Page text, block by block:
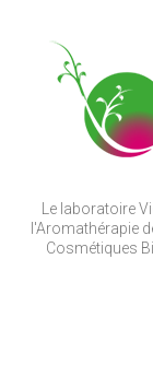
Le laboratoire
l'Aromathérapie
Cosmétiques